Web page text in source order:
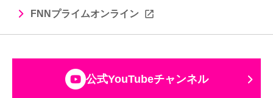
FNNプライムオンライン
公式YouTubeチャンネル